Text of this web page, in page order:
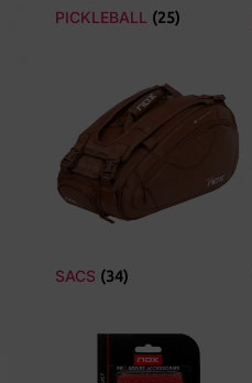
PICKLEBALL (25)
SACS (34)